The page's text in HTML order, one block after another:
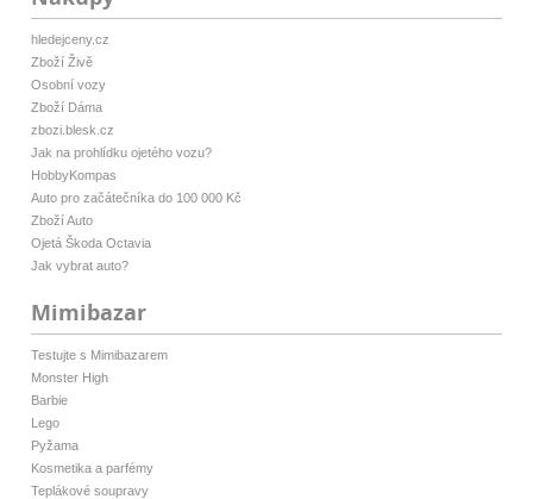
hledejceny.cz
Zboží Živě
Osobní vozy
Zboží Dáma
zbozi.blesk.cz
Jak na prohlídku ojetého vozu?
HobbyKompas
Auto pro začátečníka do 100 000 Kč
Zboží Auto
Ojetá Škoda Octavia
Jak vybrat auto?
Mimibazar
Testujte s Mimibazarem
Monster High
Barbie
Lego
Pyžama
Kosmetika a parfémy
Teplákové soupravy